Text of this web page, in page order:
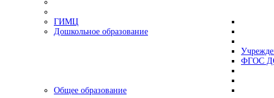
ГИМЦ
Дошкольное образование
ФГОС
Общее образование